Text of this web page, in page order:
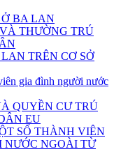
BA LAN
THƯỜNG TRÚ
TRÊN CƠ SỞ
gia đình người nước
QUYỀN CƯ TRÚ
EU
SỐ THÀNH VIÊN
NƯỚC NGOÀI TỪ